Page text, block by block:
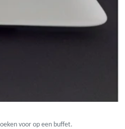
voor op een buffet.